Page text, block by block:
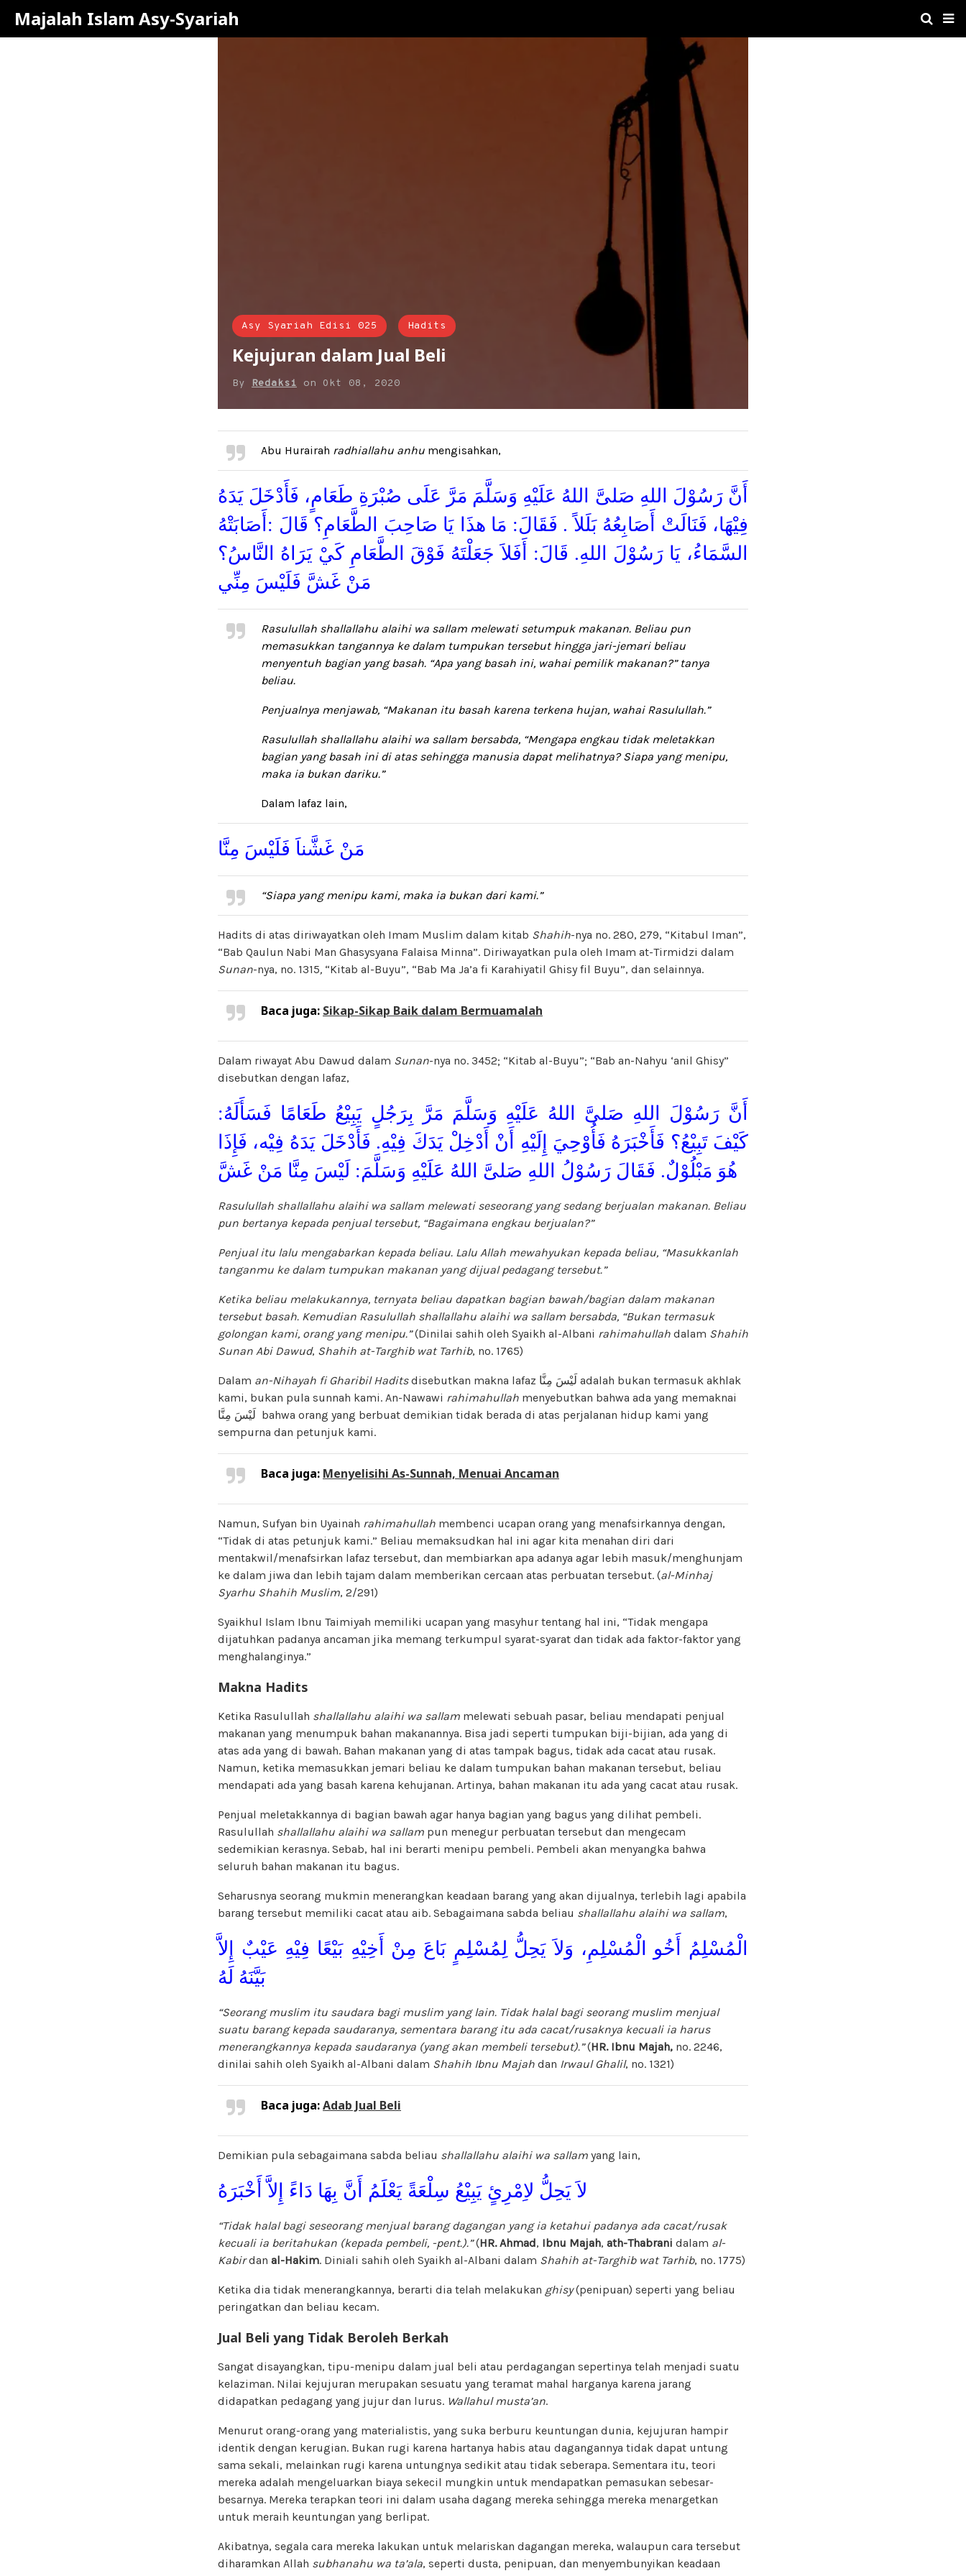
Majalah Islam Asy-Syariah
Asy Syariah Edisi 025 Hadits
Kejujuran dalam Jual Beli
By Redaksi on Okt 08, 2020
Abu Hurairah radhiallahu anhu mengisahkan,
أَنَّ رَسُوْلَ اللهِ صَلىَّ اللهُ عَلَيْهِ وَسَلَّمَ مَرَّ عَلَى صُبْرَةِ طَعَامٍ، فَأَدْخَلَ يَدَهُ
فِيْهَا، فَنَالَتْ أَصَابِعُهُ بَلَلاً . فَقَالَ: مَا هذَا يَا صَاحِبَ الطَّعَامِ؟ قَالَ :أَصَابَتْهُ
السَّمَاءُ، يَا رَسُوْلَ اللهِ. قَالَ: أَفَلاَ جَعَلْتَهُ فَوْقَ الطَّعَامِ كَيْ يَرَاهُ النَّاسُ؟
مَنْ غَشَّ فَلَيْسَ مِنِّي
Rasulullah shallallahu alaihi wa sallam melewati setumpuk makanan. Beliau pun
memasukkan tangannya ke dalam tumpukan tersebut hingga jari-jemari beliau
menyentuh bagian yang basah. “Apa yang basah ini, wahai pemilik makanan?” tanya
beliau.
Penjualnya menjawab, “Makanan itu basah karena terkena hujan, wahai Rasulullah.”
Rasulullah shallallahu alaihi wa sallam bersabda, “Mengapa engkau tidak meletakkan
bagian yang basah ini di atas sehingga manusia dapat melihatnya? Siapa yang menipu,
maka ia bukan dariku.”
Dalam lafaz lain,
مَنْ غَشَّناَ فَلَيْسَ مِنَّا
“Siapa yang menipu kami, maka ia bukan dari kami.”
Hadits di atas diriwayatkan oleh Imam Muslim dalam kitab Shahih-nya no. 280, 279, “Kitabul Iman”,
“Bab Qaulun Nabi Man Ghasysyana Falaisa Minna”. Diriwayatkan pula oleh Imam at-Tirmidzi dalam
Sunan-nya, no. 1315, “Kitab al-Buyu”, “Bab Ma Ja’a fi Karahiyatil Ghisy fil Buyu”, dan selainnya.
Baca juga: Sikap-Sikap Baik dalam Bermuamalah
Dalam riwayat Abu Dawud dalam Sunan-nya no. 3452; “Kitab al-Buyu”; “Bab an-Nahyu ‘anil Ghisy”
disebutkan dengan lafaz,
أَنَّ رَسُوْلَ اللهِ صَلىَّ اللهُ عَلَيْهِ وَسَلَّمَ مَرَّ بِرَجُلٍ يَبِيْعُ طَعَامًا فَسَأَلَهُ:
كَيْفَ تَبِيْعُ؟ فَأَخْبَرَهُ فَأُوْحِيَ إِلَيْهِ أَنْ أَدْخِلْ يَدَكَ فِيْهِ. فَأَدْخَلَ يَدَهُ فِيْه، فَإِذَا
هُوَ مَبْلُوْلٌ. فَقَالَ رَسُوْلُ اللهِ صَلىَّ اللهُ عَلَيْهِ وَسَلَّمَ: لَيْسَ مِنَّا مَنْ غَشَّ
Rasulullah shallallahu alaihi wa sallam melewati seseorang yang sedang berjualan makanan. Beliau
pun bertanya kepada penjual tersebut, “Bagaimana engkau berjualan?”
Penjual itu lalu mengabarkan kepada beliau. Lalu Allah mewahyukan kepada beliau, “Masukkanlah
tanganmu ke dalam tumpukan makanan yang dijual pedagang tersebut.”
Ketika beliau melakukannya, ternyata beliau dapatkan bagian bawah/bagian dalam makanan
tersebut basah. Kemudian Rasulullah shallallahu alaihi wa sallam bersabda, “Bukan termasuk
golongan kami, orang yang menipu.”(Dinilai sahih oleh Syaikh al-Albani rahimahullah dalam Shahih
Sunan Abi Dawud, Shahih at-Targhib wat Tarhib, no. 1765)
Dalam an-Nihayah fi Gharibil Haditsdisebutkan makna lafaz لَيْسَ مِنَّا adalah bukan termasuk akhlak
kami, bukan pula sunnah kami. An-Nawawi rahimahullah menyebutkan bahwa ada yang memaknai
لَيْسَ مِنَّا bahwa orang yang berbuat demikian tidak berada di atas perjalanan hidup kami yang
sempurna dan petunjuk kami.
Baca juga: Menyelisihi As-Sunnah, Menuai Ancaman
Namun, Sufyan bin Uyainah rahimahullah membenci ucapan orang yang menafsirkannya dengan,
“Tidak di atas petunjuk kami.” Beliau memaksudkan hal ini agar kita menahan diri dari
mentakwil/menafsirkan lafaz tersebut, dan membiarkan apa adanya agar lebih masuk/menghunjam
ke dalam jiwa dan lebih tajam dalam memberikan cercaan atas perbuatan tersebut. (al-Minhaj
Syarhu Shahih Muslim, 2/291)
Syaikhul Islam Ibnu Taimiyah memiliki ucapan yang masyhur tentang hal ini, “Tidak mengapa
dijatuhkan padanya ancaman jika memang terkumpul syarat-syarat dan tidak ada faktor-faktor yang
menghalanginya.”
Makna Hadits
Ketika Rasulullah shallallahu alaihi wa sallam melewati sebuah pasar, beliau mendapati penjual
makanan yang menumpuk bahan makanannya. Bisa jadi seperti tumpukan biji-bijian, ada yang di
atas ada yang di bawah. Bahan makanan yang di atas tampak bagus, tidak ada cacat atau rusak.
Namun, ketika memasukkan jemari beliau ke dalam tumpukan bahan makanan tersebut, beliau
mendapati ada yang basah karena kehujanan. Artinya, bahan makanan itu ada yang cacat atau rusak.
Penjual meletakkannya di bagian bawah agar hanya bagian yang bagus yang dilihat pembeli.
Rasulullah shallallahu alaihi wa sallam pun menegur perbuatan tersebut dan mengecam
sedemikian kerasnya. Sebab, hal ini berarti menipu pembeli. Pembeli akan menyangka bahwa
seluruh bahan makanan itu bagus.
Seharusnya seorang mukmin menerangkan keadaan barang yang akan dijualnya, terlebih lagi apabila
barang tersebut memiliki cacat atau aib. Sebagaimana sabda beliau shallallahu alaihi wa sallam,
الْمُسْلِمُ أَخُو الْمُسْلِمِ، وَلاَ يَحِلُّ لِمُسْلِمٍ بَاعَ مِنْ أَخِيْهِ بَيْعًا فِيْهِ عَيْبٌ إِلاَّ
بَيَّنَهُ لَهُ
“Seorang muslim itu saudara bagi muslim yang lain. Tidak halal bagi seorang muslim menjual
suatu barang kepada saudaranya, sementara barang itu ada cacat/rusaknya kecuali ia harus
menerangkannya kepada saudaranya (yang akan membeli tersebut).”(HR. Ibnu Majah, no. 2246,
dinilai sahih oleh Syaikh al-Albani dalam Shahih Ibnu Majah dan Irwaul Ghalil, no. 1321)
Baca juga:Adab Jual Beli
Demikian pula sebagaimana sabda beliau shallallahu alaihi wa sallam yang lain,
لاَ يَحِلُّ لاِمْرِئٍ يَبِيْعُ سِلْعَةً يَعْلَمُ أَنَّ بِهَا دَاءً إِلاَّ أَخْبَرَهُ
“Tidak halal bagi seseorang menjual barang dagangan yang ia ketahui padanya ada cacat/rusak
kecuali ia beritahukan (kepada pembeli, -pent.).”(HR. Ahmad, Ibnu Majah, ath-Thabrani dalam al-
Kabirdan al-Hakim. Diniali sahih oleh Syaikh al-Albani dalam Shahih at-Targhib wat Tarhib, no. 1775)
Ketika dia tidak menerangkannya, berarti dia telah melakukan ghisy(penipuan) seperti yang beliau
peringatkan dan beliau kecam.
Jual Beli yang Tidak Beroleh Berkah
Sangat disayangkan, tipu-menipu dalam jual beli atau perdagangan sepertinya telah menjadi suatu
kelaziman. Nilai kejujuran merupakan sesuatu yang teramat mahal harganya karena jarang
didapatkan pedagang yang jujur dan lurus. Wallahul musta’an.
Menurut orang-orang yang materialistis, yang suka berburu keuntungan dunia, kejujuran hampir
identik dengan kerugian. Bukan rugi karena hartanya habis atau dagangannya tidak dapat untung
sama sekali, melainkan rugi karena untungnya sedikit atau tidak seberapa. Sementara itu, teori
mereka adalah mengeluarkan biaya sekecil mungkin untuk mendapatkan pemasukan sebesar-
besarnya. Mereka terapkan teori ini dalam usaha dagang mereka sehingga mereka menargetkan
untuk meraih keuntungan yang berlipat.
Akibatnya, segala cara mereka lakukan untuk melariskan dagangan mereka, walaupun cara tersebut
diharamkan Allah subhanahu wa ta’ala, seperti dusta, penipuan, dan menyembunyikan keadaan